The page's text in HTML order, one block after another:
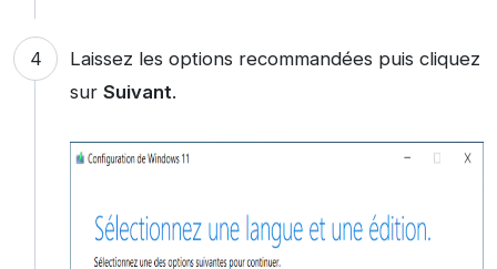
Laissez les options recommandées puis cliquez
sur Suivant.